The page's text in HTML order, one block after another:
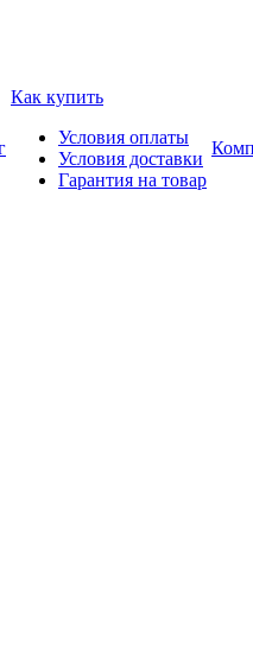
Как купить
Условия оплаты
Условия доставки
Гарантия на товар